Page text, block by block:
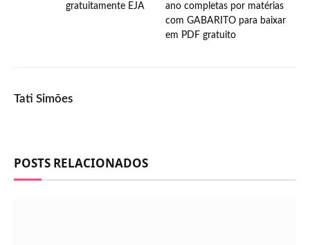
gratuitamente EJA
ano completas por matérias
com GABARITO para baixar
em PDF gratuito
Tati Simões
POSTS RELACIONADOS